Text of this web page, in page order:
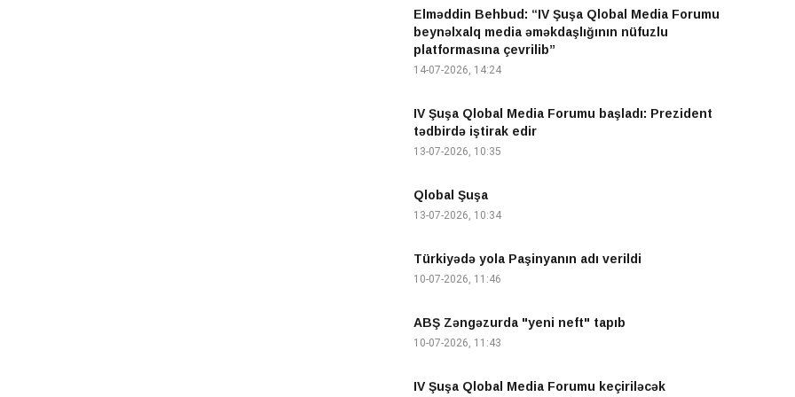
Elməddin Behbud: “IV Şuşa Qlobal Media Forumu
beynəlxalq media əməkdaşlığının nüfuzlu
platformasına çevrilib”
14-07-2026, 14:24
IV Şuşa Qlobal Media Forumu başladı: Prezident
tədbirdə iştirak edir
13-07-2026, 10:35
Qlobal Şuşa
13-07-2026, 10:34
Türkiyədə yola Paşinyanın adı verildi
10-07-2026, 11:46
ABŞ Zəngəzurda "yeni neft" tapıb
10-07-2026, 11:43
IV Şuşa Qlobal Media Forumu keçiriləcək